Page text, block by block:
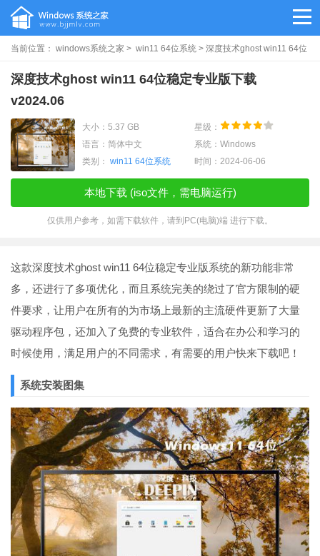
当前位置： windows系统之家 > win11 64位系统 > 深度技术ghost win11 64位
稳定专业版下载v2024.06
深度技术ghost win11 64位稳定专业版下载
v2024.06
大小：5.37 GB
星级：
语言：简体中文
系统：Windows
类别： win11 64位系统 时间：2024-06-06
本地下载 (iso文件，需电脑运行)
仅供用户参考，如需下载软件，请到PC(电脑)端 进行下载。
这款深度技术ghost win11 64位稳定专业版系统的新功能非常
多，还进行了多项优化，而且系统完美的绕过了官方限制的硬
件要求，让用户在所有的为市场上最新的主流硬件更新了大量
驱动程序包，还加入了免费的专业软件，适合在办公和学习的
时候使用，满足用户的不同需求，有需要的用户快来下载吧！
系统安装图集